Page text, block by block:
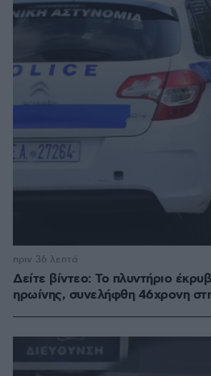
Δείτε βίντεο: Το πλυντήριο
ηρωίνης, συνελήφθη 46χρονη
πριν 36 λεπτά